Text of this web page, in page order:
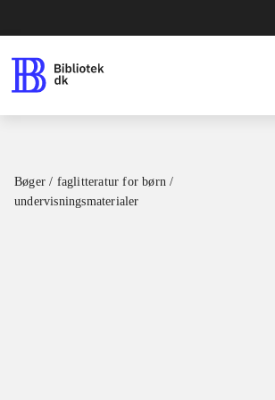
Bøger / faglitteratur for børn /
undervisningsmaterialer